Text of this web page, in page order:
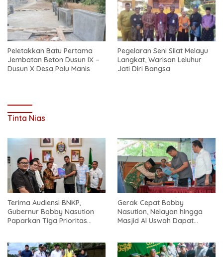
Peletakkan Batu Pertama
Jembatan Beton Dusun IX –
Dusun X Desa Palu Manis
Pegelaran Seni Silat Melayu
Langkat, Warisan Leluhur
Jati Diri Bangsa
Tinta Nias
Terima Audiensi BNKP,
Gubernur Bobby Nasution
Paparkan Tiga Prioritas
Gerak Cepat Bobby
Nasution, Nelayan hingga
Masjid Al Uswah Dapat